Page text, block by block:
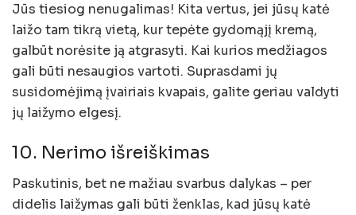
Jūs tiesiog nenugalimas! Kita vertus, jei jūsų katė
laižo tam tikrą vietą, kur tepėte gydomąjį kremą,
galbūt norėsite ją atgrasyti. Kai kurios medžiagos
gali būti nesaugios vartoti. Suprasdami jų
susidomėjimą įvairiais kvapais, galite geriau valdyti
jų laižymo elgesį.
10. Nerimo išreiškimas
Paskutinis, bet ne mažiau svarbus dalykas – per
didelis laižymas gali būti ženklas, kad jūsų katė